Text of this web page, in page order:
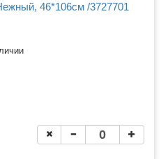
46*106см /3727701